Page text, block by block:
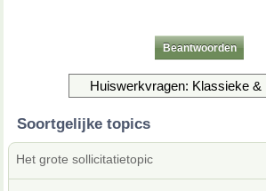
Beantwoorden
Soortgelijke topics
Het grote sollicitatietopic